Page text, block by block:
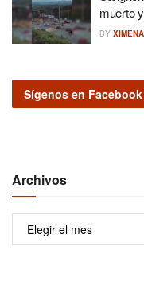
muerto
BY XIMENA
Sígenos en Facebook
Archivos
Archivos